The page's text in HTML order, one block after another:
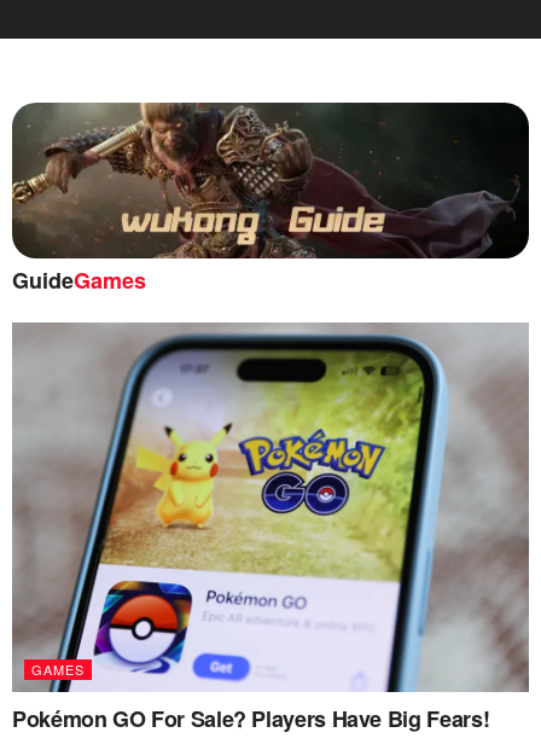
GuideGames
GAMES
Pokémon GO For Sale? Players Have Big Fears!